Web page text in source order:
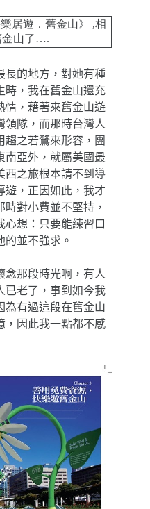
長的地方，對她有種
時，我在舊金山還充
情，藉著來舊金山遊
領隊，而那時台灣人
趨之若鶩來形容，團
南亞外，就屬美國最
西之旅根本請不到導
遊，正因如此，我才
對小費並不堅持，
想：只要能練習口
並不強求。
念那段時光啊，有人
已老了，事到如今我
為有過這段在舊金山
，因此我一點都不感